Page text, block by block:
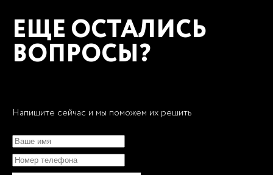
ЕЩЕ ОСТАЛИСЬ
ВОПРОСЫ?
Напишите сейчас и мы поможем их решить